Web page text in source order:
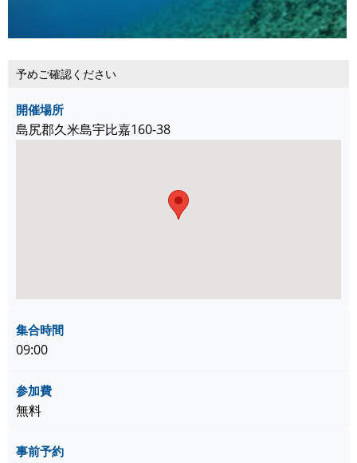
予めご確認ください
開催場所
島尻郡久米島宇比嘉160-38
集合時間
09:00
参加費
無料
事前予約